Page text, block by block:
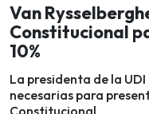
Van
Constitucional
10%
La presidenta de la
necesarias para
Constitucional.